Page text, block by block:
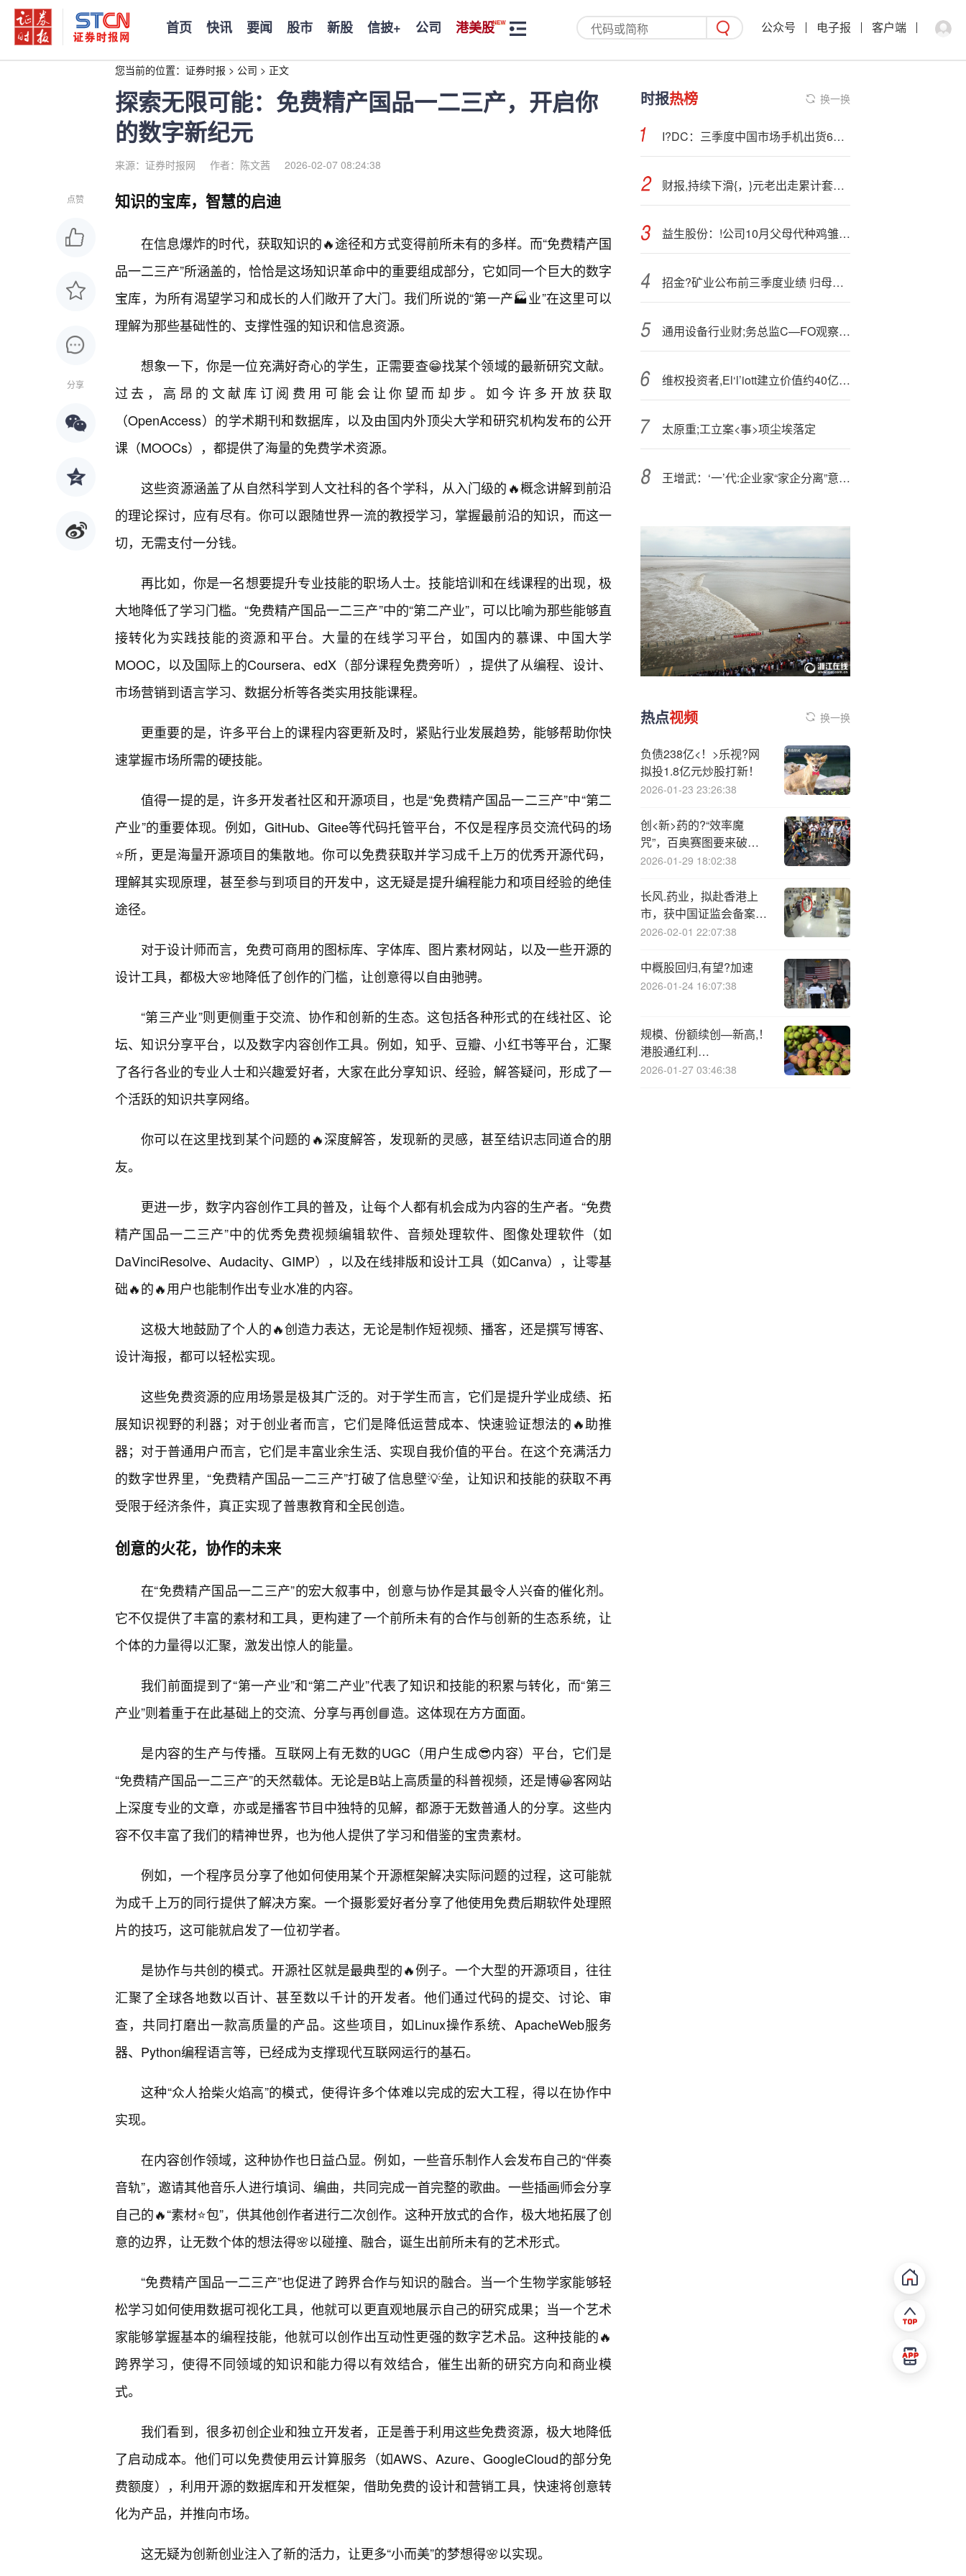
首页 快讯 要闻 股市 新股 信披+ 公司 港美股 公众号 电子报 客户端
您当前的位置： 证券时报 > 公司 > 正文
探索无限可能：免费精产国品一二三产，开启你
的数字新纪元
来源：证券时报网 作者：陈文茜 2026-02-07 08:24:38
点赞
分享
知识的宝库，智慧的启迪
在信息爆炸的时代，获取知识的🔥途径和方式变得前所未有的多样。而“免费精产国
品一二三产”所涵盖的，恰恰是这场知识革命中的重要组成部分，它如同一个巨大的数字
宝库，为所有渴望学习和成长的人们敞开了大门。我们所说的“第一产🏭业”在这里可以
理解为那些基础性的、支撑性强的知识和信息资源。
想象一下，你是一位充满好奇心的学生，正需要查😁找某个领域的最新研究文献。
过去，高昂的文献库订阅费用可能会让你望而却步。如今许多开放获取
（OpenAccess）的学术期刊和数据库，以及由国内外顶尖大学和研究机构发布的公开
课（MOOCs），都提供了海量的免费学术资源。
这些资源涵盖了从自然科学到人文社科的各个学科，从入门级的🔥概念讲解到前沿
的理论探讨，应有尽有。你可以跟随世界一流的教授学习，掌握最前沿的知识，而这一
切，无需支付一分钱。
再比如，你是一名想要提升专业技能的职场人士。技能培训和在线课程的出现，极
大地降低了学习门槛。“免费精产国品一二三产”中的“第二产业”，可以比喻为那些能够直
接转化为实践技能的资源和平台。大量的在线学习平台，如国内的慕课、中国大学
MOOC，以及国际上的Coursera、edX（部分课程免费旁听），提供了从编程、设计、
市场营销到语言学习、数据分析等各类实用技能课程。
更重要的是，许多平台上的课程内容更新及时，紧贴行业发展趋势，能够帮助你快
速掌握市场所需的硬技能。
值得一提的是，许多开发者社区和开源项目，也是“免费精产国品一二三产”中“第二
产业”的重要体现。例如，GitHub、Gitee等代码托管平台，不仅是程序员交流代码的场
⭐所，更是海量开源项目的集散地。你可以免费获取并学习成千上万的优秀开源代码，
理解其实现原理，甚至参与到项目的开发中，这无疑是提升编程能力和项目经验的绝佳
途径。
对于设计师而言，免费可商用的图标库、字体库、图片素材网站，以及一些开源的
设计工具，都极大🌸地降低了创作的门槛，让创意得以自由驰骋。
“第三产业”则更侧重于交流、协作和创新的生态。这包括各种形式的在线社区、论
坛、知识分享平台，以及数字内容创作工具。例如，知乎、豆瓣、小红书等平台，汇聚
了各行各业的专业人士和兴趣爱好者，大家在此分享知识、经验，解答疑问，形成了一
个活跃的知识共享网络。
你可以在这里找到某个问题的🔥深度解答，发现新的灵感，甚至结识志同道合的朋
友。
更进一步，数字内容创作工具的普及，让每个人都有机会成为内容的生产者。“免费
精产国品一二三产”中的优秀免费视频编辑软件、音频处理软件、图像处理软件（如
DaVinciResolve、Audacity、GIMP），以及在线排版和设计工具（如Canva），让零基
础🔥的🔥用户也能制作出专业水准的内容。
这极大地鼓励了个人的🔥创造力表达，无论是制作短视频、播客，还是撰写博客、
设计海报，都可以轻松实现。
这些免费资源的应用场景是极其广泛的。对于学生而言，它们是提升学业成绩、拓
展知识视野的利器；对于创业者而言，它们是降低运营成本、快速验证想法的🔥助推
器；对于普通用户而言，它们是丰富业余生活、实现自我价值的平台。在这个充满活力
的数字世界里，“免费精产国品一二三产”打破了信息壁💡垒，让知识和技能的获取不再
受限于经济条件，真正实现了普惠教育和全民创造。
创意的火花，协作的未来
在“免费精产国品一二三产”的宏大叙事中，创意与协作是其最令人兴奋的催化剂。
它不仅提供了丰富的素材和工具，更构建了一个前所未有的合作与创新的生态系统，让
个体的力量得以汇聚，激发出惊人的能量。
我们前面提到了“第一产业”和“第二产业”代表了知识和技能的积累与转化，而“第三
产业”则着重于在此基础上的交流、分享与再创📘造。这体现在方方面面。
是内容的生产与传播。互联网上有无数的UGC（用户生成😎内容）平台，它们是
“免费精产国品一二三产”的天然载体。无论是B站上高质量的科普视频，还是博😀客网站
上深度专业的文章，亦或是播客节目中独特的见解，都源于无数普通人的分享。这些内
容不仅丰富了我们的精神世界，也为他人提供了学习和借鉴的宝贵素材。
例如，一个程序员分享了他如何使用某个开源框架解决实际问题的过程，这可能就
为成千上万的同行提供了解决方案。一个摄影爱好者分享了他使用免费后期软件处理照
片的技巧，这可能就启发了一位初学者。
是协作与共创的模式。开源社区就是最典型的🔥例子。一个大型的开源项目，往往
汇聚了全球各地数以百计、甚至数以千计的开发者。他们通过代码的提交、讨论、审
查，共同打磨出一款高质量的产品。这些项目，如Linux操作系统、ApacheWeb服务
器、Python编程语言等，已经成为支撑现代互联网运行的基石。
这种“众人拾柴火焰高”的模式，使得许多个体难以完成的宏大工程，得以在协作中
实现。
在内容创作领域，这种协作也日益凸显。例如，一些音乐制作人会发布自己的“伴奏
音轨”，邀请其他音乐人进行填词、编曲，共同完成一首完整的歌曲。一些插画师会分享
自己的🔥“素材⭐包”，供其他创作者进行二次创作。这种开放式的合作，极大地拓展了创
意的边界，让无数个体的想法得🌸以碰撞、融合，诞生出前所未有的艺术形式。
“免费精产国品一二三产”也促进了跨界合作与知识的融合。当一个生物学家能够轻
松学习如何使用数据可视化工具，他就可以更直观地展示自己的研究成果；当一个艺术
家能够掌握基本的编程技能，他就可以创作出互动性更强的数字艺术品。这种技能的🔥
跨界学习，使得不同领域的知识和能力得以有效结合，催生出新的研究方向和商业模
式。
我们看到，很多初创企业和独立开发者，正是善于利用这些免费资源，极大地降低
了启动成本。他们可以免费使用云计算服务（如AWS、Azure、GoogleCloud的部分免
费额度），利用开源的数据库和开发框架，借助免费的设计和营销工具，快速将创意转
化为产品，并推向市场。
这无疑为创新创业注入了新的活力，让更多“小而美”的梦想得🌸以实现。
时报热榜 换一换
I?DC：三季度中国市场手机出货6840万台 vivo第一！
财报,持续下滑{，}元老出走累计套现近6亿...太平鸟还能“高飞”吗？
益生股份：!公司10月父母代种鸡雏鸡报价为52元/套
招金?矿业公布前三季度业绩 归母净利润约21.17亿元同比增长140.43%
通用设备行业财;务总监C—FO观察：薪酬最高为中集集团曾邗 2024年薪酬高达307万元
维权投资者,El‘l’iott建立价值约40亿美元百事公司股份 寻求推动变革
太原重;工立案<事>项尘埃落定
王增武：‘一’代:企业家“家企分离”意识几乎为零，“法商”思维亟待加强|财富领航征程
热点视频 换一换
负债238亿<！>乐视?网
拟投1.8亿元炒股打新！
2026-01-23 23:26:38
创<新>药的?“效率魔
咒”，百奥赛图要来破一
破？
2026-01-29 18:02:38
长风.药业，拟赴香港上
市，获中国证监会备案通
知书
2026-02-01 22:07:38
中概股回归,有望?加速
2026-01-24 16:07:38
规模、份额续创—新高,！
港股通红利
ETF（513530）跟踪指
2026-01-27 03:46:38